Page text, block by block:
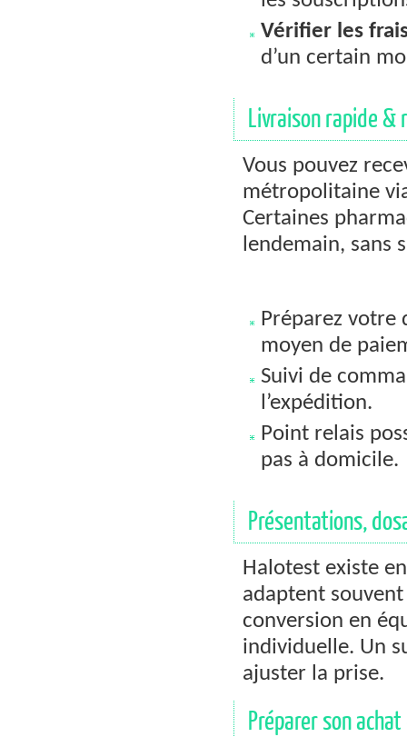
Vérifier les
d’un certain
Livraison rapide
Vous pouvez
métropolitaine
Certaines
lendemain, sans
Préparez votre
moyen de
Suivi de
l’expédition.
Point relais
pas à domicile.
Présentations,
Halotest existe
adaptent
conversion en
individuelle. Un
ajuster la prise.
Préparer son